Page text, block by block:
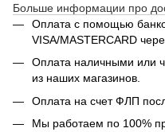
Больше информации про
Оплата с помощью
VISA/MASTERCARD
Оплата наличными или
из наших магазинов.
Оплата на счет ФЛП
Мы работаем по 100%